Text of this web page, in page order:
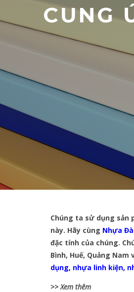
CUNG
Chúng ta sử dụng sản
này. Hãy cùng Nhựa
đặc tính của chúng.
Bình, Huế, Quảng Nam
dụng, nhựa linh kiện,
>> Xem thêm